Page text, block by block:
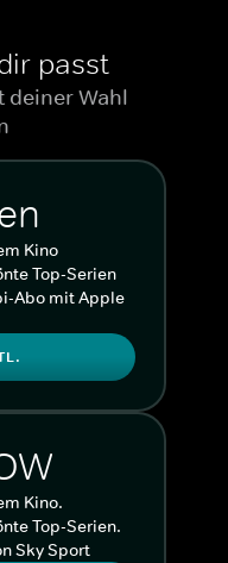
passt
deiner Wahl
Kino
Top-Serien
Abo mit Apple
Kino.
Top-Serien.
Sky Sport